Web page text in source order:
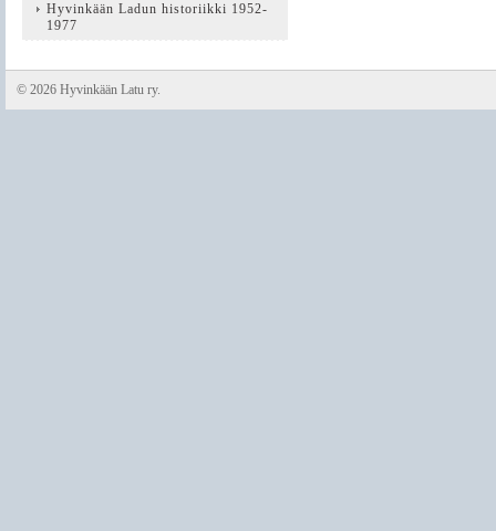
Hyvinkään Ladun historiikki 1952-
1977
© 2026 Hyvinkään Latu ry.